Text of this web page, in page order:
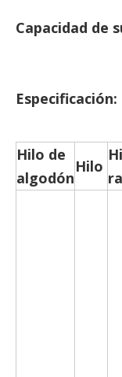
Capacidad de
Especificación:
Hilo de
algodón
Hilo